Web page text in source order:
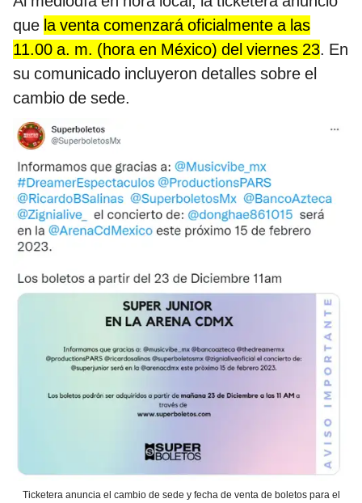
que la venta comenzará oficialmente a las
11.00 a. m. (hora en México) del viernes 23. En
su comunicado incluyeron detalles sobre el
cambio de sede.
Ticketera anuncia el cambio de sede y fecha de venta de boletos para el